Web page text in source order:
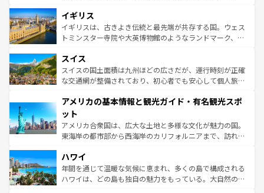
香り高いラベンダー畑など、多彩な楽しみ方が可能だ。さ
らに、パリ以外の地域にも魅力が溢れており、どの街角に
も豊かな歴史と文化が息づいている。パリ以外の個性あふ
を参照してほしい。
顔を持つこの国は、どこを歩いても飽きることがない。ベ
ルリンの文化的活気、バイエルン州のアルプスの絶景、そ
してライン川沿いのワイン畑といった風景は必見。ビール
は、お酒好きな人にはぜひ体験してほしい。 なお、新着の
ドイツ情報はコンテンツ一覧を参照してほしい。
イギリス
イギリスは、古きよき伝統と最先端が共存する国。ウェス
トミンスター寺院や大英博物館のようなランドマーク、歴
リアごとに異なる魅力がある。また、優雅なアフタヌーン
ティー、ビール好きにはたまらない英国パブ、サッカー観
戦など、本場だからこそできる体験も豊富。イギリスを旅
ンツ一覧を参照してほしい。
スイス
スイスの国土面積は九州ほどの広さだが、運行時刻が正確
な交通網が整備されており、初心者でも安心して個人旅行
の建物がそのまま残る町や、スイスならではのユニークな
博物館もあり、アルプス観光だけでなく町歩きも満喫する
ことができる。国民の所得が高いため物価も高いが、旅行
者向けの交通パス提供のサービスもあり、うまく活用すれ
着のスイス情報は
アメリカの基本情報と観光ガイド・有名観光スポ
ット
アメリカ合衆国は、広大な土地と多様な文化が魅力の国。
東海岸の都市部から西海岸のカリフォルニアまで、訪れる
のような巨大都市は、観光、ショッピング、エンターテイ
ンメントが詰まった刺激的なスポットだ。一方、アメリカ
西部には大自然が広がり、グランドキャニオンやイエロー
ハワイ
年間を通じて温暖な気候に恵まれ、多くの島で構成される
ハワイは、どの島も独自の魅力をもっている。大自然の神